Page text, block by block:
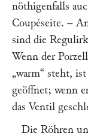
nöthigenfalls
Coupéseite. –
sind die
Wenn der
„warm“ steht, ist
geöffnet; wenn
das Ventil
Die Röhren